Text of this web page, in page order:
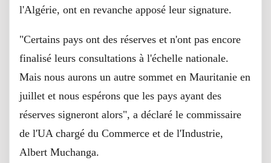
l'Algérie, ont en revanche apposé leur signature.
"Certains pays ont des réserves et n'ont pas encore
finalisé leurs consultations à l'échelle nationale.
Mais nous aurons un autre sommet en Mauritanie en
juillet et nous espérons que les pays ayant des
réserves signeront alors", a déclaré le commissaire
de l'UA chargé du Commerce et de l'Industrie,
Albert Muchanga.